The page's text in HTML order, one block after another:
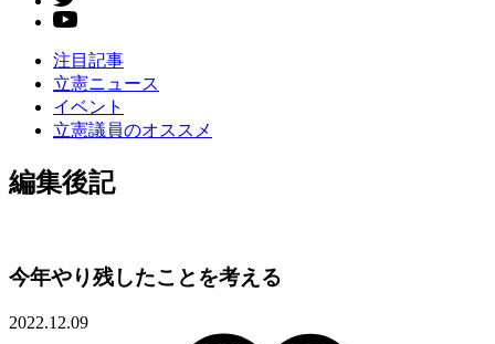
注目記事
立憲ニュース
イベント
立憲議員のオススメ
編集後記
今年やり残したことを考える
2022.12.09